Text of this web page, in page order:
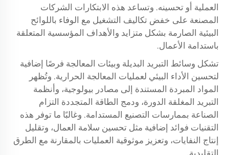
العملية أو تحسينه. وتساعد هذه الابتكارات الشركات
المصنعة على خفض تكاليف التشغيل مع الوفاء باللوائح
البيئية الصارمة بشكل متزايد والأهداف المؤسسية المتعلقة
باستدامة الأعمال.
تشكل وسائط التبريد البديلة وبيئات المعالجة فرصًا إضافية
لتحسين الأداء البيئي لعمليات المعالجة الحرارية. وتُظهر
المواد المبردة المستندة إلى مصادر بيولوجية، وأنظمة
التبريد المغلقة الدورة، ودمج الطاقة المتجددة التزام
الصناعة بممارسات التصنيع المستدامة. وغالبًا ما توفر هذه
التقنيات فوائد إضافية مثل تحسين سلامة العمال، وتقليل
إنتاج النفايات، وتعزيز موثوقية العمليات بالمقارنة مع الطرق
التقليدية.